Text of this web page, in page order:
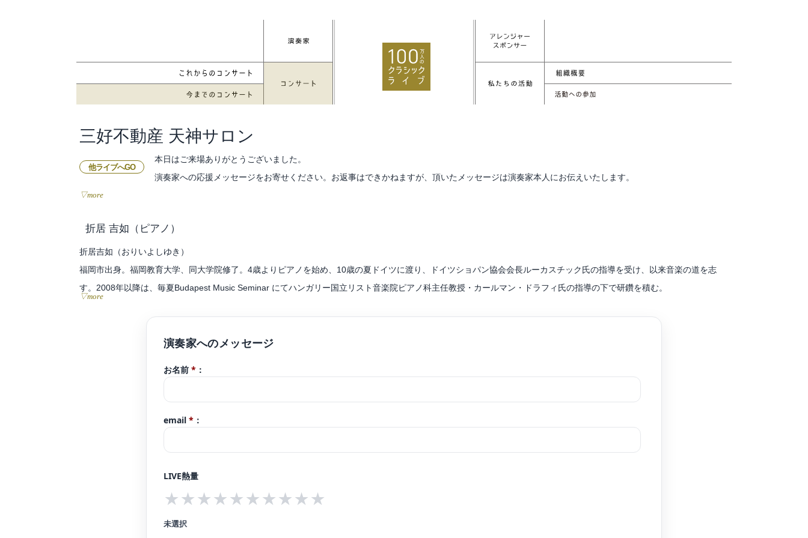
三好不動産 天神サロン
他ライブへGO
本日はご来場ありがとうございました。
演奏家への応援メッセージをお寄せください。お返事はできかねますが、頂いたメッセージは演奏家本人にお伝えいたします。
▽more
折居 吉如 （ピアノ）
折居吉如（おりいよしゆき）
福岡市出身。福岡教育大学、同大学院修了。4歳よりピアノを始め、10歳の夏ドイツに渡り、ドイツショパン協会会長ルーカスチック氏の指導を受け、以来音楽の道を志
す。2008年以降は、毎夏Budapest Music Seminar にてハンガリー国立リスト音楽院ピアノ科主任教授・カールマン・ドラフィ氏の指導の下で研鑽を積む。
第27回宝塚ベガ音楽コンクール 第5位受賞。
そのほか、浜松国際ピアノアカデミー、霧島国際音楽祭を受講。霧島国際音楽祭ではシプリアン・カツァリス氏に推薦され、霧島国際音楽祭ガラ・コンサートに出演。霧島
これまでに関野直樹、故宝木多加志、カールマン・ドラフィ、武内俊之、永野栄子の各氏に師事。高雄有希、鈴木弘尚、ケマル・ゲキチ、シプリアン・カツァリス各氏のマ
スタークラスレッスンを受講。
『一生音楽に関わる！』をモットーとし、クラシック音楽からポピュラーミュージックまで幅広く指導を行い、多くの人に、音楽の楽しさと喜びを伝えることを目標とし
▽more
お名前 * ：
email * ：
LIVE熱量
★★★★★★★★★★
未選択